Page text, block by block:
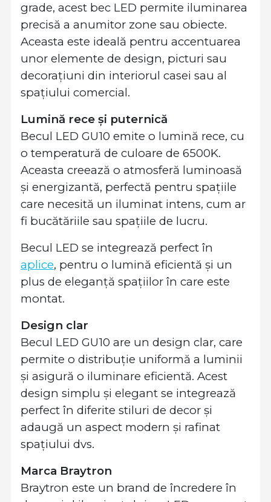
grade, acest bec LED permite iluminarea
precisă a anumitor zone sau obiecte.
Aceasta este ideală pentru accentuarea
unor elemente de design, picturi sau
decorațiuni din interiorul casei sau al
spațiului comercial.
Lumină rece și puternică
Becul LED GU10 emite o lumină rece, cu
o temperatură de culoare de 6500K.
Aceasta creează o atmosferă luminoasă
și energizantă, perfectă pentru spațiile
care necesită un iluminat intens, cum ar
fi bucătăriile sau spațiile de lucru.
Becul LED se integrează perfect în
aplice, pentru o lumină eficientă și un
plus de eleganță spațiilor în care este
montat.
Design clar
Becul LED GU10 are un design clar, care
permite o distribuție uniformă a luminii
și asigură o iluminare eficientă. Acest
design simplu și elegant se integrează
perfect în diferite stiluri de decor și
adaugă un aspect modern și rafinat
spațiului dvs.
Marca Braytron
Braytron este un brand de încredere în